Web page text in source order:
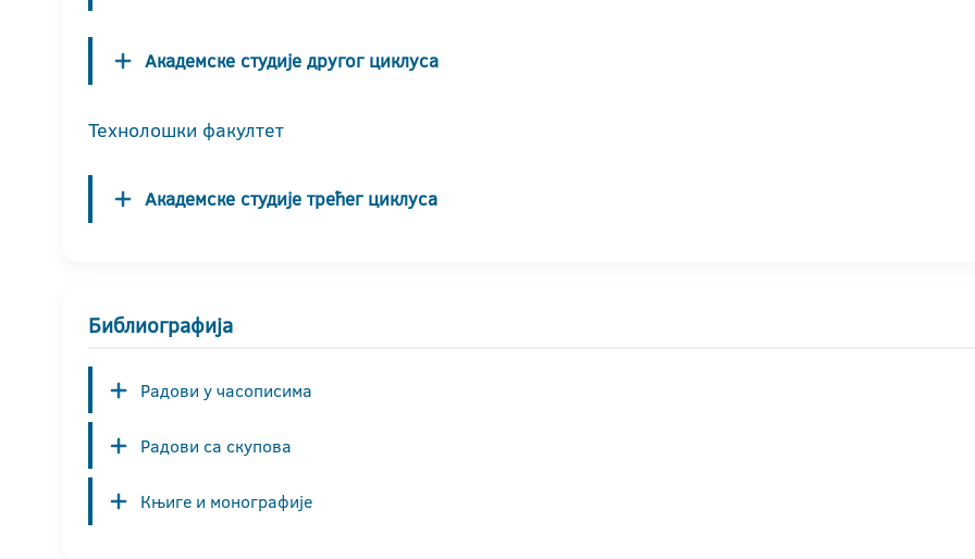
Академске студије другог циклуса
Технолошки факултет
Академске студије трећег циклуса
Библиографија
Радови у часописима
Радови са скупова
Књиге и монографије